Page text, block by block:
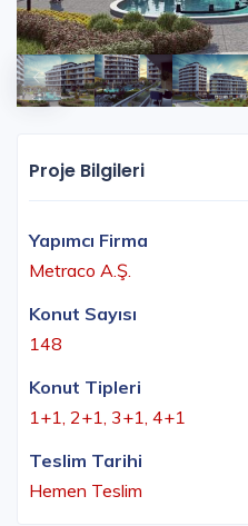
Proje Bilgileri
Yapımcı Firma
Metraco A.Ş.
Konut Sayısı
148
Konut Tipleri
1+1, 2+1, 3+1, 4+1
Teslim Tarihi
Hemen Teslim